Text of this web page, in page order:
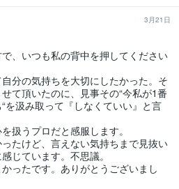
3月21日
、いつも私の背中を押してください
分の気持ちを大切にしたかった。そ
て頂いたのに、見事その“今私が1番
を汲み取って『しなくていい』と言
扱うプロだと感服します。
たけど、言えない気持ちまで見抜い
じています。不思議。
ったです。ありがとうございまし